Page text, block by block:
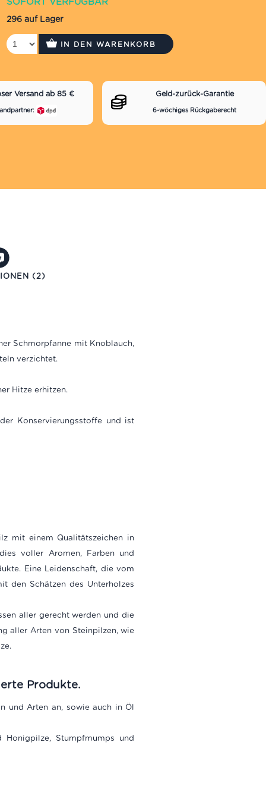
296 auf Lager
IN DEN WARENKORB
Versand ab 85 € Geld-zurück-Garantie
6-wöchiges Rückgaberecht
(2)
Schmorpfanne mit Knoblauch,
verzichtet.
Hitze erhitzen.
Konservierungsstoffe und ist
mit einem Qualitätszeichen in
voller Aromen, Farben und
Eine Leidenschaft, die vom
den Schätzen des Unterholzes
aller gerecht werden und die
aller Arten von Steinpilzen, wie
Produkte.
und Arten an, sowie auch in Öl
Honigpilze, Stumpfmumps und